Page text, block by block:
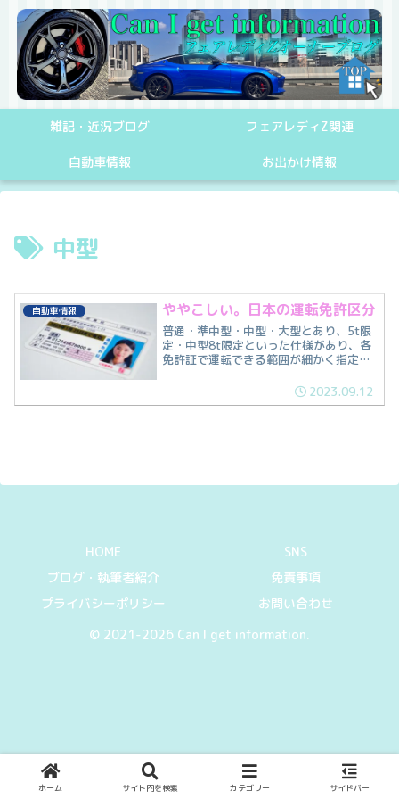
雑記・近況ブログ フェアレディZ関連
自動車情報 お出かけ情報
中型
自動車情報 ややこしい。日本の運転免許区分
普通・準中型・中型・大型とあり、5t限
定・中型8t限定といった仕様があり、各
免許証で運転できる範囲が細かく指定さ
違える方が多発していますので、免許区
分について紹介します。
2023.09.12
HOME
SNS
ブログ・執筆者紹介
免責事項
プライバシーポリシー
お問い合わせ
© 2021-2026 Can I get information.
ホーム サイト内を検索 カテゴリー サイドバー